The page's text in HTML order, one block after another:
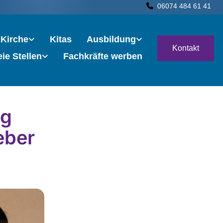
 06074 484 61 41
Kitas
Ausbildung
Stellen
Fachkräfte werben
Kontakt